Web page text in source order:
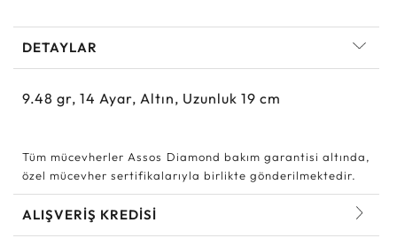
DETAYLAR
9.48 gr, 14 Ayar, Altın, Uzunluk 19 cm
Tüm mücevherler Assos Diamond bakım garantisi altında,
özel mücevher sertifikalarıyla birlikte gönderilmektedir.
ALIŞVERİŞ KREDİSİ